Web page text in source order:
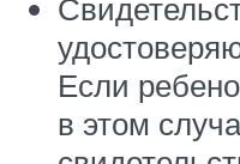
Если
в этом